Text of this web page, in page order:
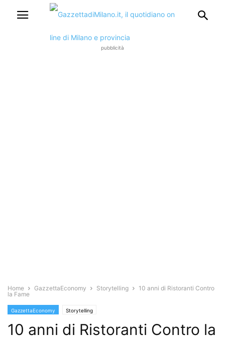
pubblicità
Home GazzettaEconomy Storytelling
10 anni di Ristoranti Contro
la Fame
GazzettaEconomy Storytelling
10 anni di Ristoranti Contro la